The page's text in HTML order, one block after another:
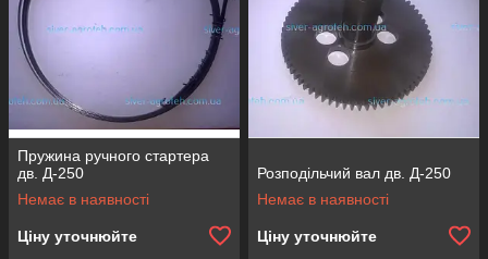
Пружина ручного стартера
дв. Д-250
Немає в наявності
Ціну уточнюйте
Розподільчий вал дв. Д-250
Немає в наявності
Ціну уточнюйте